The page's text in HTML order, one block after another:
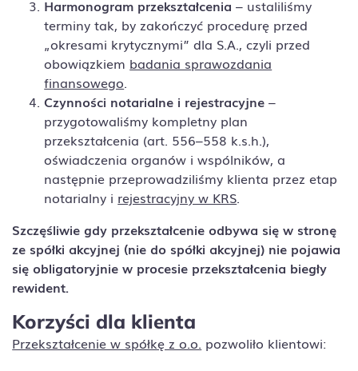
Harmonogram przekształcenia – ustaliliśmy
terminy tak, by zakończyć procedurę przed
„okresami krytycznymi” dla S.A., czyli przed
obowiązkiem badania sprawozdania
finansowego.
Czynności notarialne i rejestracyjne –
przygotowaliśmy kompletny plan
przekształcenia (art. 556–558 k.s.h.),
oświadczenia organów i wspólników, a
następnie przeprowadziliśmy klienta przez etap
notarialny i rejestracyjny w KRS.
Szczęśliwie gdy przekształcenie odbywa się w stronę
ze spółki akcyjnej (nie do spółki akcyjnej) nie pojawia
się obligatoryjnie w procesie przekształcenia biegły
rewident.
Korzyści dla klienta
Przekształcenie w spółkę z o.o. pozwoliło klientowi: